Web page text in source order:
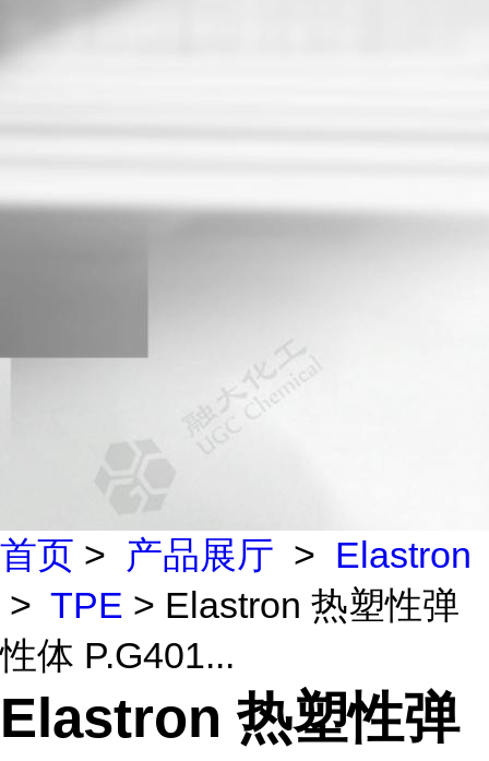
首页 > 产品展厅 > Elastron
> TPE > Elastron 热塑性弹
性体 P.G401...
Elastron 热塑性弹